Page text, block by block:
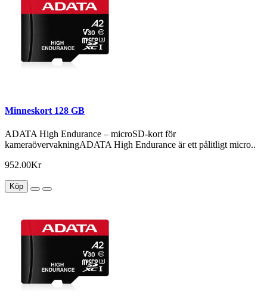
Minneskort 128 GB
ADATA High Endurance – microSD-kort för
kameraövervakningADATA High Endurance är ett pålitligt micro..
952.00Kr
Köp